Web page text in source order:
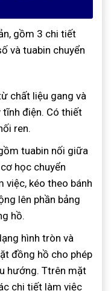
gồm 3 chi tiết
và tuabin chuyển
chất liệu gang và
điện. Có thiết
ren.
tuabin nối giữa
học chuyển
việc, kéo theo bánh
lên phần bảng
hồ.
hình tròn và
đồng hồ cho phép
hướng. Ttrên mặt
chi tiết làm việc